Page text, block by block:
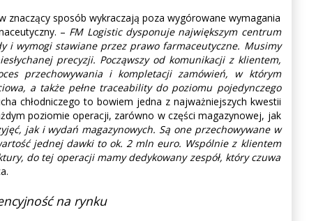
sposób wykraczają poza wygórowane wymagania
– FM Logistic dysponuje największym centrum
i wymogi stawiane przez prawo farmaceutyczne. Musimy
precyzji. Począwszy od komunikacji z klientem,
przechowywania i kompletacji zamówień, w którym
a także pełne traceability do poziomu pojedynczego
chłodniczego to bowiem jedna z najważniejszych kwestii
poziomie operacji, zarówno w części magazynowej, jak
jak i wydań magazynowych. Są one przechowywane w
jednej dawki to ok. 2 mln euro. Wspólnie z klientem
do tej operacji mamy dedykowany zespół, który czuwa
na rynku